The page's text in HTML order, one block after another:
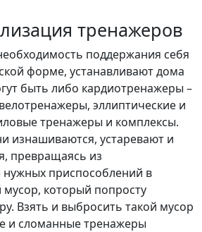
тренажеров
поддержания себя
форме, устанавливают дома
быть либо кардиотренажеры –
эллиптические и
тренажеры и комплексы.
изнашиваются, устаревают и
превращаясь из
приспособлений в
который попросту
Взять и выбросить такой мусор
и сломанные тренажеры